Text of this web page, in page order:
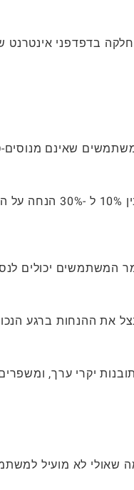
בדפדפני אינטרנט
שאינם מנוסים-
משתמשים רבים
המשתמשים יכולים
את ההנחות ברגע
יקרי ערך,
שאולי לא מועיל